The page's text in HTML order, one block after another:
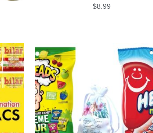
$8.99